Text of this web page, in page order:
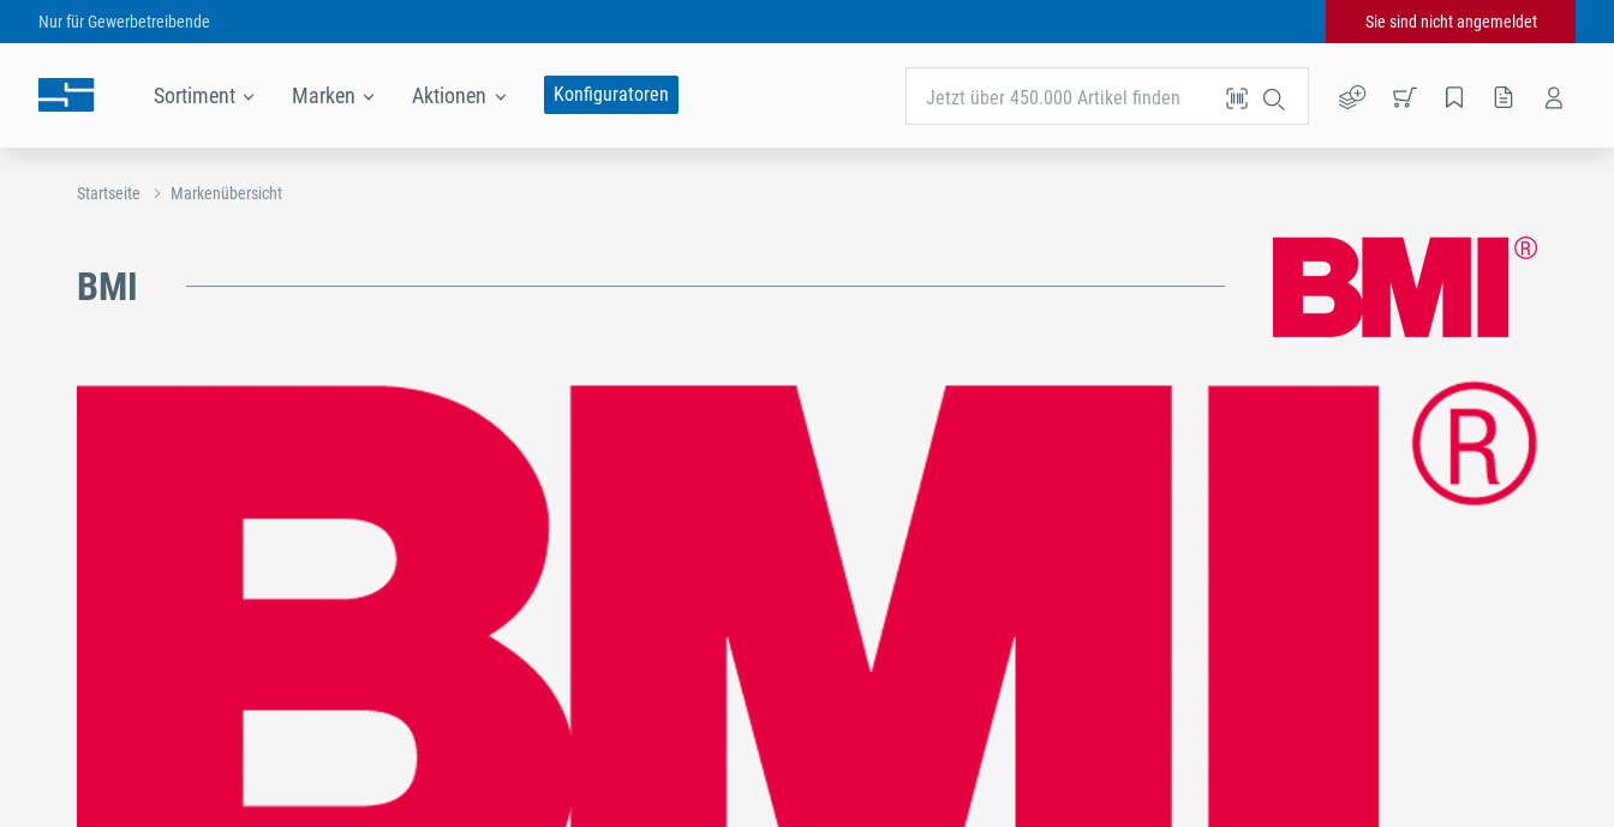
Nur fürGewerbetreibende Sie sind nicht angemeldet
Sortiment Marken Aktionen Konfiguratoren Jetzt über 450.000 Artikel finden
Startseite Markenübersicht
BMI